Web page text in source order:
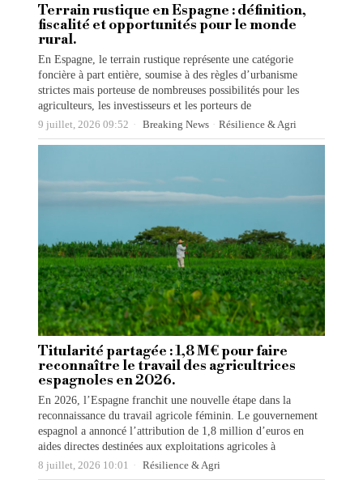
Terrain rustique en Espagne : définition,
fiscalité et opportunités pour le monde
rural.
En Espagne, le terrain rustique représente une catégorie
foncière à part entière, soumise à des règles d’urbanisme
strictes mais porteuse de nombreuses possibilités pour les
agriculteurs, les investisseurs et les porteurs de
9 juillet, 2026 09:52 Breaking News · Résilience & Agri
Titularité partagée : 1,8 M€ pour faire
reconnaître le travail des agricultrices
espagnoles en 2026.
En 2026, l’Espagne franchit une nouvelle étape dans la
reconnaissance du travail agricole féminin. Le gouvernement
espagnol a annoncé l’attribution de 1,8 million d’euros en
aides directes destinées aux exploitations agricoles à
8 juillet, 2026 10:01 Résilience & Agri